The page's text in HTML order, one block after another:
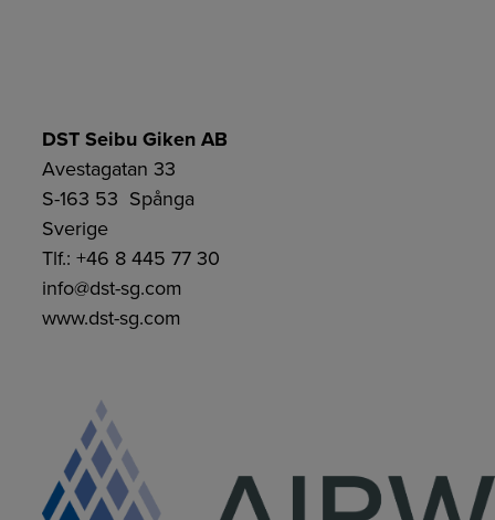
DST Seibu Giken AB
Avestagatan 33
S-163 53 Spånga
Sverige
Tlf.: +46 8 445 77 30
info@dst-sg.com
www.dst-sg.com